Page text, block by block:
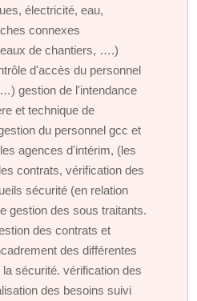
électricité, eau,
connexes
de chantiers, ….)
d'accès du personnel
gestion de l'intendance
et technique de
du personnel gcc et
agences d'intérim, (les
contrats, vérification des
sécurité (en relation
gestion des sous traitants.
des contrats et
des différentes
sécurité. vérification des
des besoins suivi